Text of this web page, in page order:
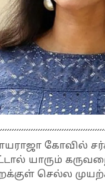
கோவில்
யாரும்
செல்ல